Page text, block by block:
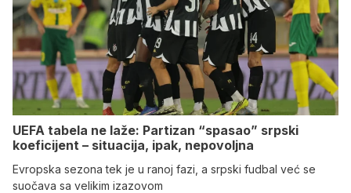
UEFA tabela ne laže: Partizan “spasao” srpski
koeficijent – situacija, ipak, nepovoljna
Evropska sezona tek je u ranoj fazi, a srpski fudbal već se
suočava sa velikim izazovom